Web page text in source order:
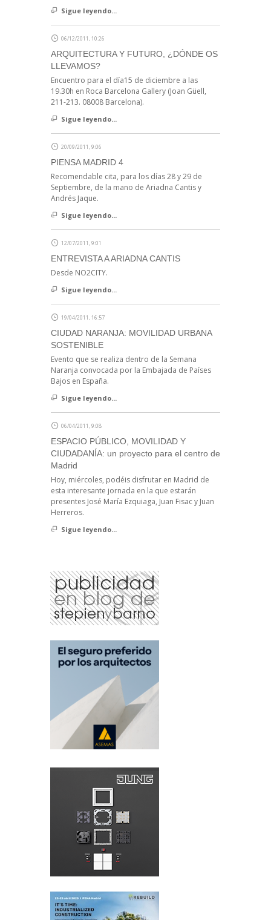
Sigue leyendo...
06/12/2011, 10:26
ARQUITECTURA Y FUTURO, ¿DÓNDE OS
LLEVAMOS?
Encuentro para el día15 de diciembre a las
19.30h en Roca Barcelona Gallery (Joan Güell,
211-213. 08008 Barcelona).
Sigue leyendo...
20/09/2011, 9:06
PIENSA MADRID 4
Recomendable cita, para los días 28 y 29 de
Septiembre, de la mano de Ariadna Cantis y
Andrés Jaque.
Sigue leyendo...
12/07/2011, 9:01
ENTREVISTA A ARIADNA CANTIS
Desde NO2CITY.
Sigue leyendo...
19/04/2011, 16:57
CIUDAD NARANJA: MOVILIDAD URBANA
SOSTENIBLE
Evento que se realiza dentro de la Semana
Naranja convocada por la Embajada de Países
Bajos en España.
Sigue leyendo...
06/04/2011, 9:08
ESPACIO PÚBLICO, MOVILIDAD Y
CIUDADANÍA: un proyecto para el centro de
Madrid
Hoy, miércoles, podéis disfrutar en Madrid de
esta interesante jornada en la que estarán
presentes José María Ezquiaga, Juan Fisac y Juan
Herreros.
Sigue leyendo...